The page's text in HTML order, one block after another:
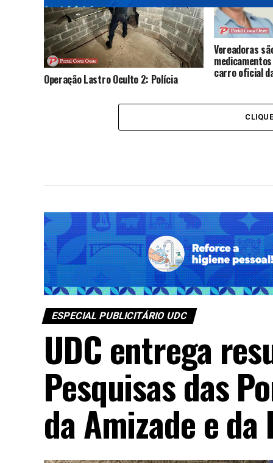
Operação Lastro Oculto 2: Polícia
subterrânea clandestina durante ação
Vereadoras
carro oficial
ESPECIAL PUBLICITÁRIO UDC
UDC entrega
Pesquisas das
da Amizade e